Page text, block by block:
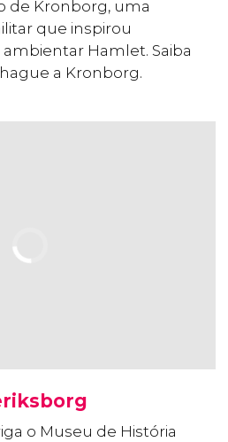
de Kronborg, uma
que inspirou
Hamlet. Saiba
a Kronborg.
o Museu de História